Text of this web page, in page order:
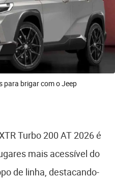
para brigar com o Jeep
Turbo 200 AT 2026 é
mais acessível do
de linha, destacando-